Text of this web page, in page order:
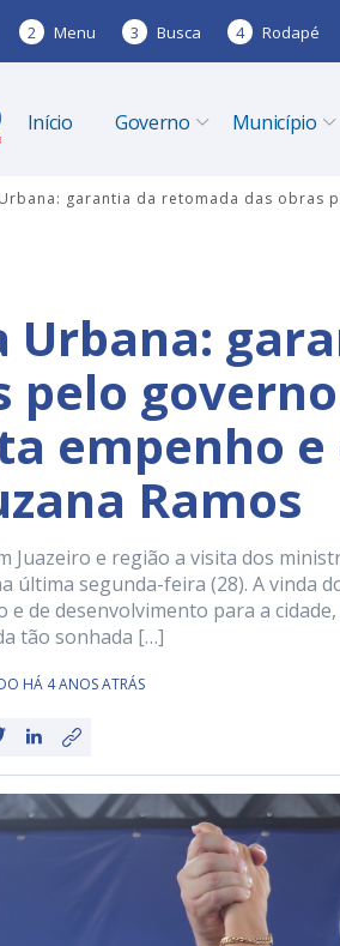
2 Menu 3 Busca 4 Rodapé
Início Governo Município
garantia da retomada das obras
Urbana:
pelo
empenho
Ramos
Juazeiro e região a visita dos
última segunda-feira (28). A
de desenvolvimento para a
tão sonhada […]
HÁ 4 ANOS ATRÁS